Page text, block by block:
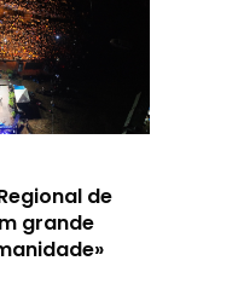
de
grande